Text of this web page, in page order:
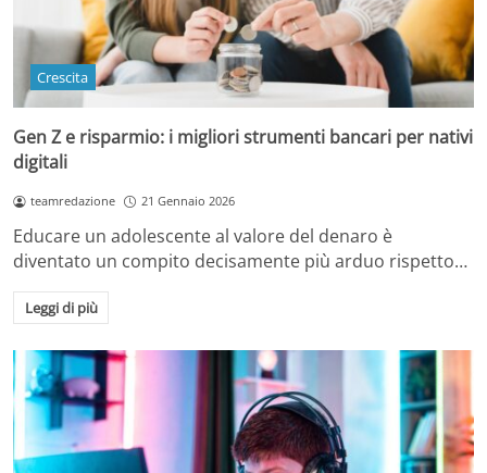
Crescita
Gen Z e risparmio: i migliori strumenti bancari per nativi
digitali
teamredazione 21 Gennaio 2026
Educare un adolescente al valore del denaro è
diventato un compito decisamente più arduo rispetto…
Leggi di più